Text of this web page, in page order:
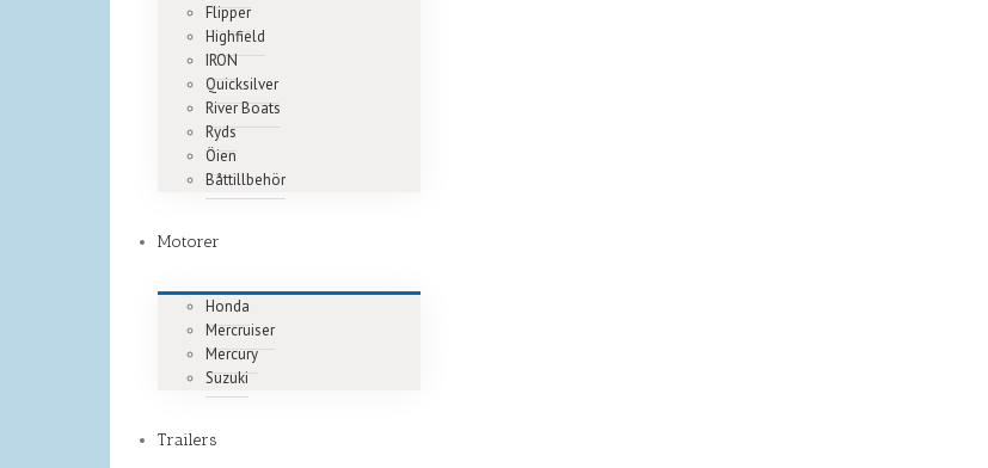
Flipper
Highfield
IRON
Quicksilver
River Boats
Ryds
Öien
Båttillbehör
Motorer
Honda
Mercruiser
Mercury
Suzuki
Trailers